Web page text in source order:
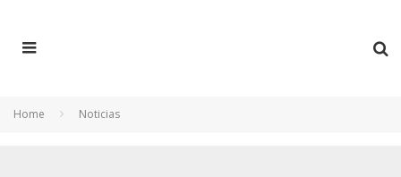
Home Noticias